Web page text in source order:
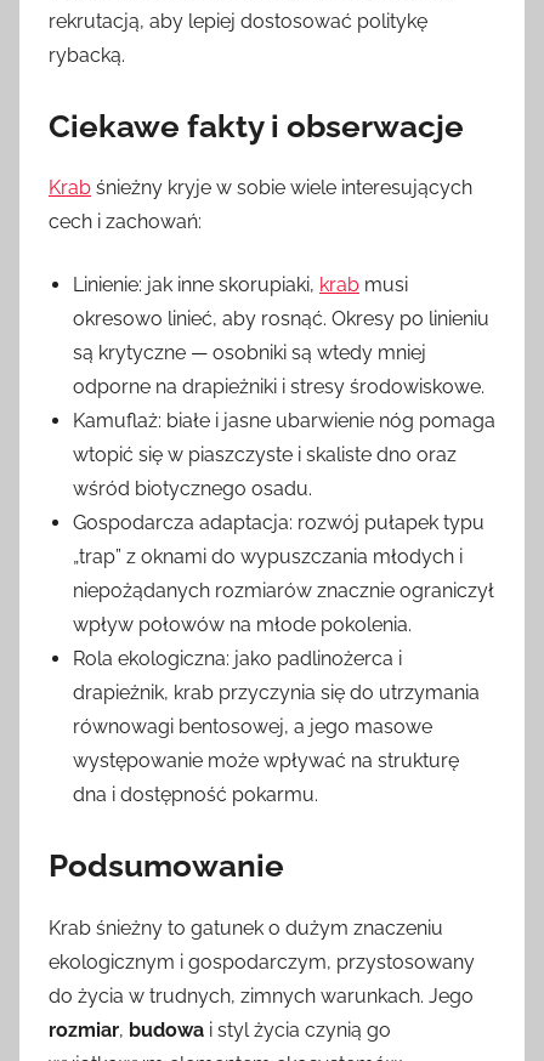
rekrutacją, aby lepiej dostosować politykę
rybacką.
Ciekawe fakty i obserwacje
Krab śnieżny kryje w sobie wiele interesujących
cech i zachowań:
Linienie: jak inne skorupiaki, krab musi
okresowo linieć, aby rosnąć. Okresy po linieniu
są krytyczne — osobniki są wtedy mniej
odporne na drapieżniki i stresy środowiskowe.
Kamuflaż: białe i jasne ubarwienie nóg pomaga
wtopić się w piaszczyste i skaliste dno oraz
wśród biotycznego osadu.
Gospodarcza adaptacja: rozwój pułapek typu
„trap” z oknami do wypuszczania młodych i
niepożądanych rozmiarów znacznie ograniczył
wpływ połowów na młode pokolenia.
Rola ekologiczna: jako padlinożerca i
drapieżnik, krab przyczynia się do utrzymania
równowagi bentosowej, a jego masowe
występowanie może wpływać na strukturę
dna i dostępność pokarmu.
Podsumowanie
Krab śnieżny to gatunek o dużym znaczeniu
ekologicznym i gospodarczym, przystosowany
do życia w trudnych, zimnych warunkach. Jego
rozmiar, budowa i styl życia czynią go